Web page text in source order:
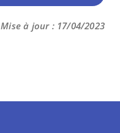
Mise à jour : 17/04/2023